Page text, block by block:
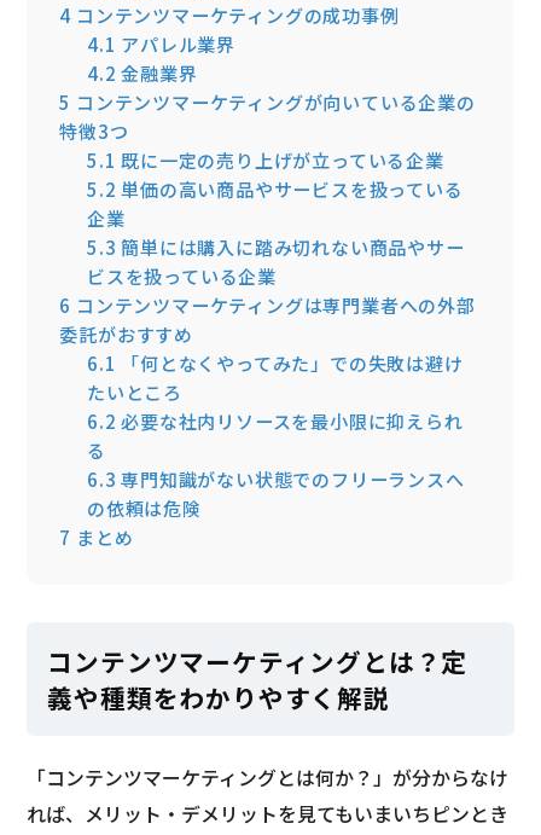
4 コンテンツマーケティングの成功事例
4.1 アパレル業界
4.2 金融業界
5 コンテンツマーケティングが向いている企業の
特徴3つ
5.1 既に一定の売り上げが立っている企業
5.2 単価の高い商品やサービスを扱っている
企業
5.3 簡単には購入に踏み切れない商品やサー
ビスを扱っている企業
6 コンテンツマーケティングは専門業者への外部
委託がおすすめ
6.1
「何となくやってみた」での失敗は避け
たいところ
6.2 必要な社内リソースを最小限に抑えられ
る
6.3 専門知識がない状態でのフリーランスへ
の依頼は危険
7 まとめ
コンテンツマーケティングとは？定
義や種類をわかりやすく解説
「コンテンツマーケティングとは何か？」が分からなけ
れば、メリット・デメリットを見てもいまいちピンとき